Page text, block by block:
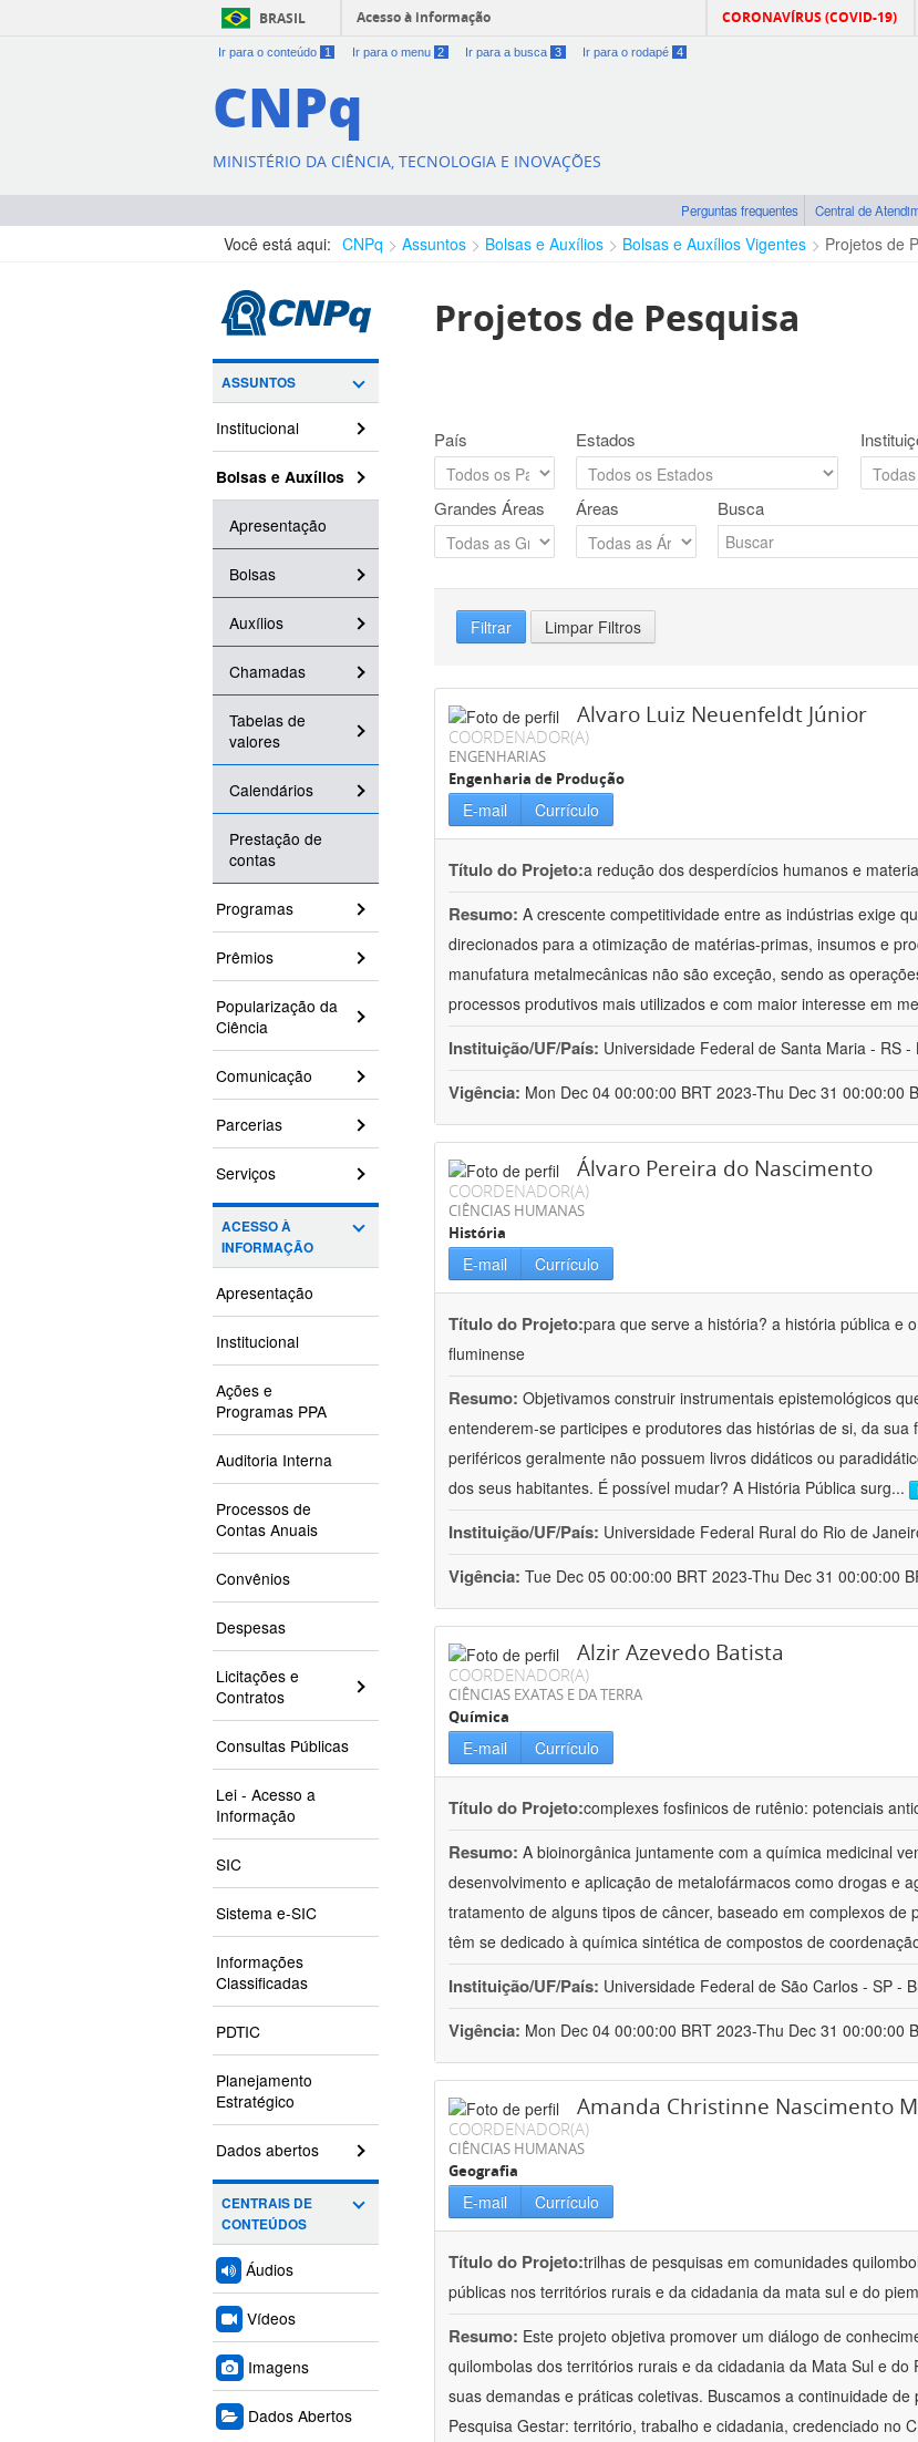
BRASIL Acesso à informação CORONAVÍRUS (COVID-19)
Ir para o conteúdo 1 Ir para o menu 2 Ir para a busca 3 Ir para o rodapé 4
CNPq
MINISTÉRIO DA CIÊNCIA, TECNOLOGIA E INOVAÇÕES
Perguntas frequentes Central de
Você está aqui: CNPq Assuntos Bolsas e Auxílios Bolsas e Auxílios Vigentes Projetos de
ASSUNTOS
Institucional
Bolsas e Auxílios
Apresentação
Bolsas
Auxílios
Chamadas
Tabelas de
valores
Calendários
Prestação de
contas
Programas
Prêmios
Popularização da
Ciência
Comunicação
Parcerias
Serviços
ACESSO À
INFORMAÇÃO
Apresentação
Institucional
Ações e
Programas PPA
Auditoria Interna
Processos de
Contas Anuais
Convênios
Despesas
Licitações e
Contratos
Consultas Públicas
Lei - Acesso a
Informação
SIC
Sistema e-SIC
Informações
Classificadas
PDTIC
Planejamento
Estratégico
Dados abertos
CENTRAIS DE
CONTEÚDOS
Áudios
Vídeos
Imagens
Dados Abertos
Projetos de Pesquisa
País Estados
Grandes Áreas Áreas Busca
Filtrar Limpar Filtros
Alvaro Luiz Neuenfeldt Júnior
COORDENADOR(A)
ENGENHARIAS
Engenharia de Produção
E-mail Currículo
Título do Projeto:a redução dos desperdícios humanos e
Resumo: A crescente competitividade entre as indústrias exige
direcionados para a otimização de matérias-primas, insumos e
manufatura metalmecânicas não são exceção, sendo as
processos produtivos mais utilizados e com maior interesse em
Instituição/UF/País: Universidade Federal de Santa Maria - RS -
Vigência: Mon Dec 04 00:00:00 BRT 2023-Thu Dec 31 00:00:00
Álvaro Pereira do Nascimento
COORDENADOR(A)
CIÊNCIAS HUMANAS
História
E-mail Currículo
Título do Projeto:para que serve a história? a história pública e
fluminense
Resumo: Objetivamos construir instrumentais epistemológicos
entenderem-se participes e produtores das histórias de si, da
periféricos geralmente não possuem livros didáticos ou
dos seus habitantes. É possível mudar? A História Pública surg...
Instituição/UF/País: Universidade Federal Rural do Rio de
Vigência: Tue Dec 05 00:00:00 BRT 2023-Thu Dec 31 00:00:00
Alzir Azevedo Batista
COORDENADOR(A)
CIÊNCIAS EXATAS E DA TERRA
Química
E-mail Currículo
Título do Projeto:complexes fosfinicos de rutênio: potenciais
Resumo: A bioinorgânica juntamente com a química medicinal
desenvolvimento e aplicação de metalofármacos como drogas e
tratamento de alguns tipos de câncer, baseado em complexos
têm se dedicado à química sintética de compostos de
Instituição/UF/País: Universidade Federal de São Carlos - SP -
Vigência: Mon Dec 04 00:00:00 BRT 2023-Thu Dec 31 00:00:00
Amanda Christinne Nascimento
COORDENADOR(A)
CIÊNCIAS HUMANAS
Geografia
E-mail Currículo
Título do Projeto:trilhas de pesquisas em comunidades
públicas nos territórios rurais e da cidadania da mata sul e do
Resumo: Este projeto objetiva promover um diálogo de
quilombolas dos territórios rurais e da cidadania da Mata Sul e
suas demandas e práticas coletivas. Buscamos a continuidade
Pesquisa Gestar: território, trabalho e cidadania, credenciado no